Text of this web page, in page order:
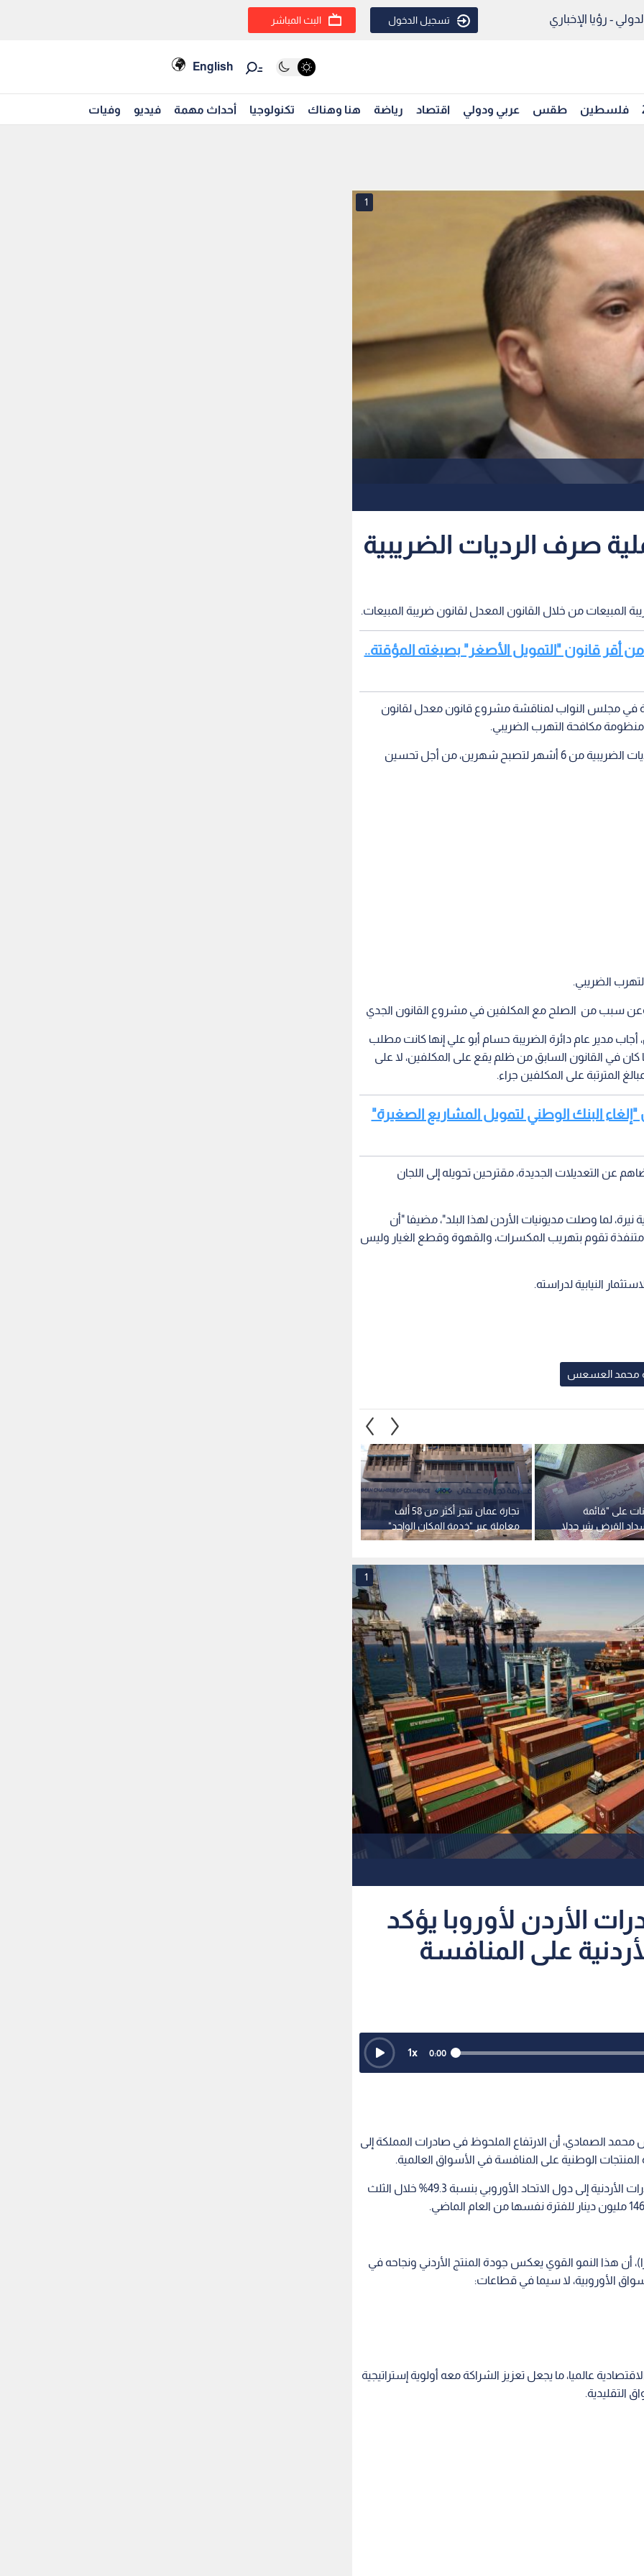
- رؤيا الإخباري تسجيل الدخول البث المباشر
English
فلسطين طقس عربي ودولي اقتصاد رياضة هنا وهناك تكنولوجيا أحداث مهمة فيديو وفيات
1
صرف الرديات الضريبية
المبيعات من خلال القانون المعدل لقانون ضريبة المبيعات.
أقر قانون "التمويل الأصغر" بصيغته المؤقتة..
في مجلس النواب لمناقشة مشروع قانون معدل لقانون
منظومة مكافحة التهرب الضريبي.
وأشار إلى أن التعديل يسمح بتسريع عملية صرف الرديات الضريبية من 6 أشهر لتصبح شهرين، من أجل تحسين
الضريبي.
وعن سبب من الصلح مع المكلفين في مشروع القانون الجدي
مدير عام دائرة الضريبة حسام أبو علي إنها كانت مطلب
كان في القانون السابق من ظلم يقع على المكلفين، لا على
المترتبة على المكلفين جراء.
البنك الوطني لتمويل المشاريع الصغيرة"
عن التعديلات الجديدة، مقترحين تحويله إلى اللجان
لما وصلت مديونيات الأردن لهذا البلد"، مضيفا "أن
متنفذة تقوم بتهريب المكسرات، والقهوة وقطع الغيار وليس
النيابية لدراسته.
محمد العسعس
تجارة عمان تنجز أكثر من 58 ألف
معاملة عبر "خدمة المكان الواحد"
بالربع الثاني من 2026
على "قائمة
القرض يثير جدلا
ومسؤولية
1
الأردن لأوروبا يؤكد
على المنافسة
0:00
1x
محمد الصمادي، أن الارتفاع الملحوظ في صادرات المملكة إلى
المنتجات الوطنية على المنافسة في الأسواق العالمية.
وحسب معطيات إحصائية رسمية، قفزت قيمة الصادرات الأردنية إلى دول الاتحاد الأوروبي بنسبة 49.3% خلال الثلث
أن هذا النمو القوي يعكس جودة المنتج الأردني ونجاحه في
الأوروبية، لا سيما في قطاعات:
عالميا، ما يجعل تعزيز الشراكة معه أولوية إستراتيجية
التقليدية.